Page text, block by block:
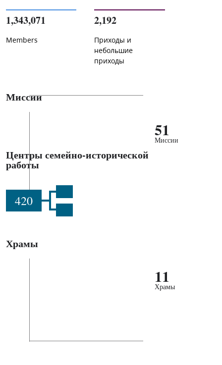
1,343,071
Members
2,192
Приходы и
небольшие
приходы
Миссии
51
Миссии
Центры семейно-исторической
работы
420
Храмы
11
Храмы